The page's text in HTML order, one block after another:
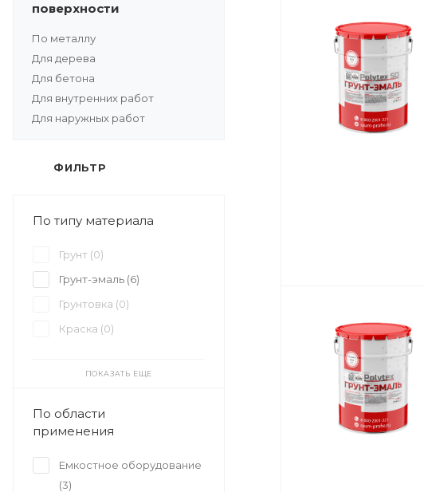
поверхности
По металлу
Для дерева
Для бетона
Для внутренних работ
Для наружных работ
ФИЛЬТР
По типу материала
Грунт (0)
Грунт-эмаль (6)
Грунтовка (0)
Краска (0)
ПОКАЗАТЬ ЕЩЕ
По области
применения
Емкостное оборудование
(3)